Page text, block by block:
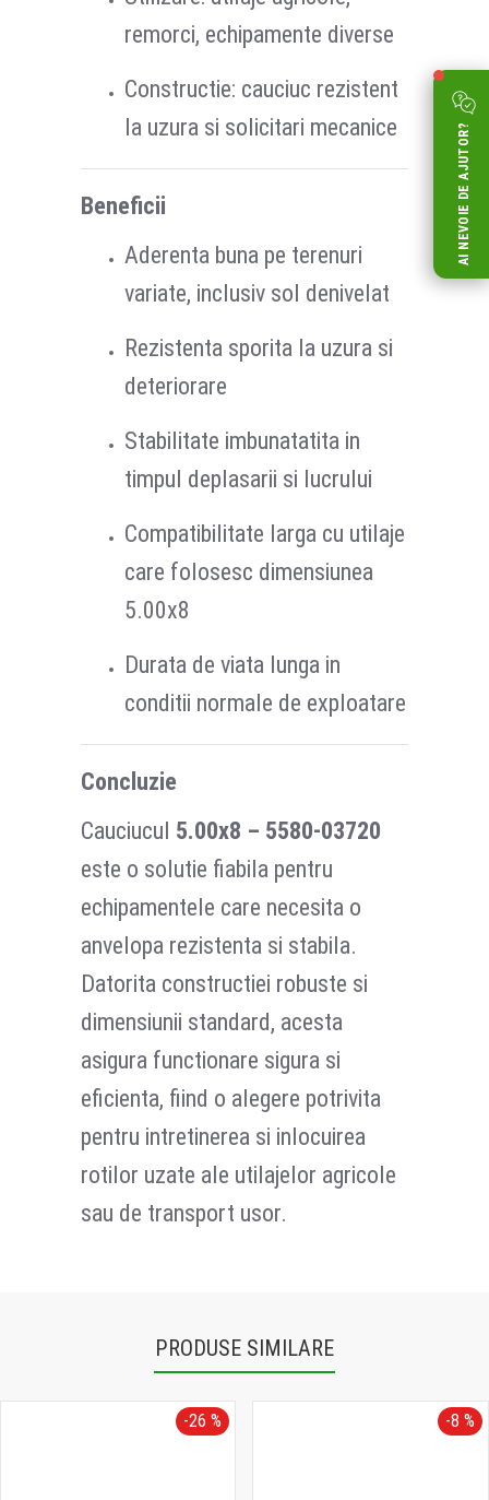
remorci, echipamente diverse
Constructie: cauciuc rezistent
la uzura si solicitari mecanice
Beneficii
Aderenta buna pe terenuri
variate, inclusiv sol denivelat
Rezistenta sporita la uzura si
deteriorare
Stabilitate imbunatatita in
timpul deplasarii si lucrului
Compatibilitate larga cu utilaje
care folosesc dimensiunea
5.00x8
Durata de viata lunga in
conditii normale de exploatare
Concluzie
Cauciucul 5.00x8 – 5580-03720
este o solutie fiabila pentru
echipamentele care necesita o
anvelopa rezistenta si stabila.
Datorita constructiei robuste si
dimensiunii standard, acesta
asigura functionare sigura si
eficienta, fiind o alegere potrivita
pentru intretinerea si inlocuirea
rotilor uzate ale utilajelor agricole
sau de transport usor.
PRODUSE SIMILARE
-26 % -8 %
AI NEVOIE DE AJUTOR?